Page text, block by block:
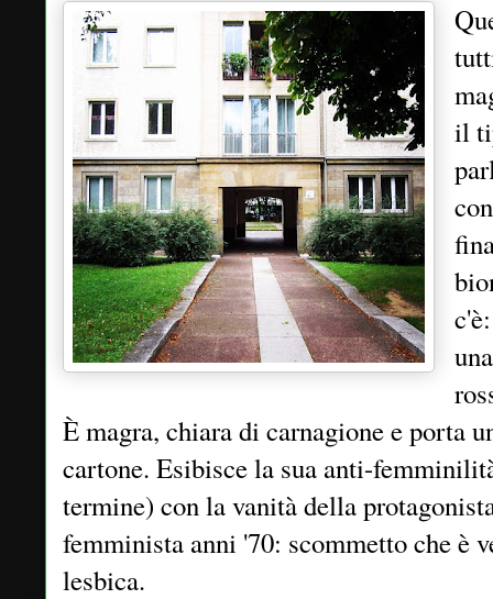
il
È magra, chiara di carnagione e porta
cartone. Esibisce la sua anti-
termine) con la vanità della
femminista anni '70: scommetto che è
lesbica.